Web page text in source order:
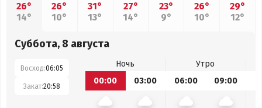
26°
14°
26°
10°
31°
13°
27°
14°
23°
9°
26°
10°
29°
12°
Суббота, 8 августа
Восход:06:05
Закат:20:58
Ночь
Утро
00:00
03:00 06:00 09:00